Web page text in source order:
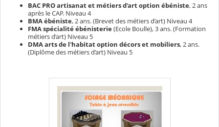
BAC PRO artisanat et métiers d’art option ébéniste, 2 ans
après le CAP. Niveau 4
BMA ébéniste, 2 ans. (Brevet des métiers d’art) Niveau 4
FMA spécialité ébénisterie(Ecole Boulle), 3 ans. (Formation
métiers d’art) Niveau 5
DMA arts de l'habitat option décors et mobiliers, 2 ans.
(Diplôme des métiers d’art) Niveau 5